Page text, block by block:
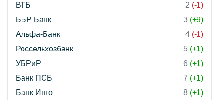
ВТБ
2 (-1)
ББР Банк
3 (+9)
Альфа-Банк
4 (-1)
Россельхозбанк
5 (+1)
УБРиР
6 (+1)
Банк ПСБ
7 (+1)
Банк Инго
8 (+1)